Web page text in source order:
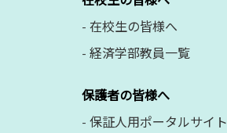
- 在校生の皆様へ
- 経済学部教員一覧
保護者の皆様へ
- 保証人用ポータルサイト